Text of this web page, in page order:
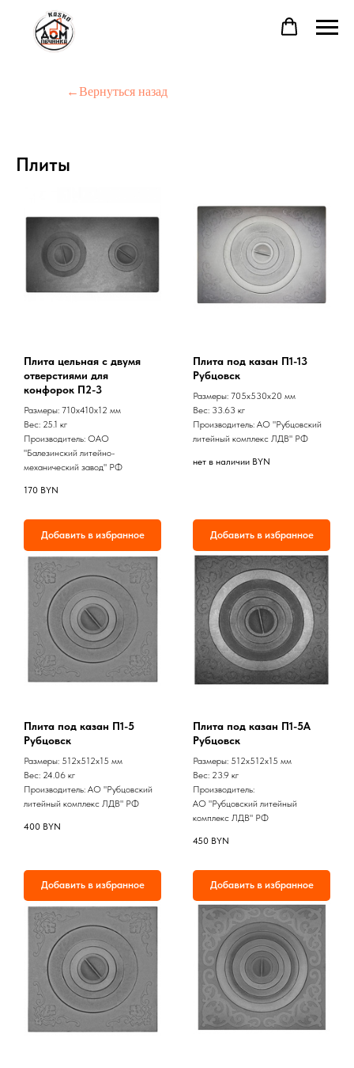
←Вернуться назад
Плиты
Плита цельная с двумя
отверстиями для
конфорок П2-3
Размеры: 710x410х12 мм
Вес: 25.1 кг
Производитель: ОАО
"Балезинский литейно-
механический завод" РФ
170 BYN
Добавить в избранное
Плита под казан П1-13
Рубцовск
Размеры: 705x530х20 мм
Вес: 33.63 кг
Производитель: АО "Рубцовский
литейный комплекс ЛДВ" РФ
нет в наличии BYN
Добавить в избранное
Плита под казан П1-5
Рубцовск
Размеры: 512х512х15 мм
Вес: 24.06 кг
Производитель: АО "Рубцовский
литейный комплекс ЛДВ" РФ
400 BYN
Добавить в избранное
Плита под казан П1-5А
Рубцовск
Размеры: 512х512х15 мм
Вес: 23.9 кг
Производитель:
АО "Рубцовский литейный
комплекс ЛДВ" РФ
450 BYN
Добавить в избранное